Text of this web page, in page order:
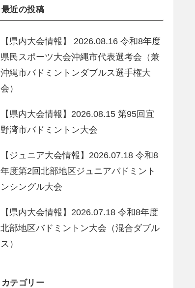
最近の投稿
【県内大会情報】 2026.08.16 令和8年度
県民スポーツ大会沖縄市代表選考会（兼
沖縄市バドミントンダブルス選手権大
会）
【県内大会情報】2026.08.15 第95回宜
野湾市バドミントン大会
【ジュニア大会情報】2026.07.18 令和8
年度第2回北部地区ジュニアバドミント
ンシングル大会
【県内大会情報】2026.07.18 令和8年度
北部地区バドミントン大会（混合ダブル
ス）
カテゴリー